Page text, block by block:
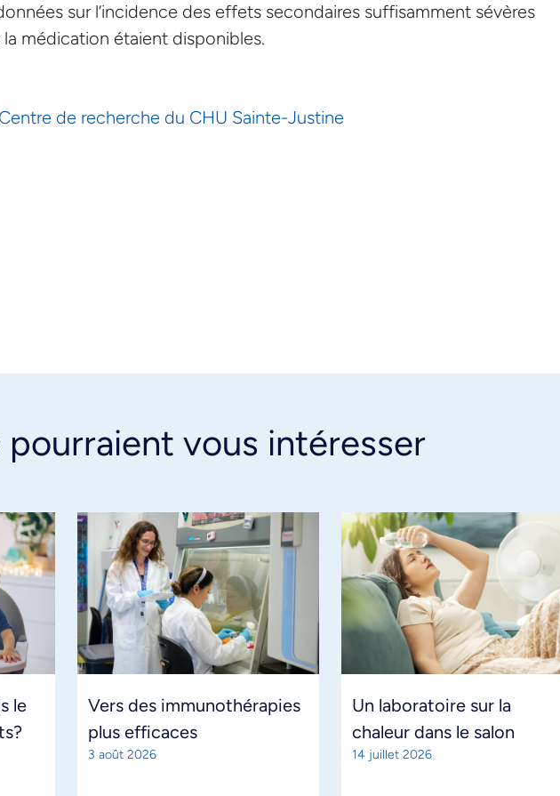
sur l’incidence des effets secondaires suffisamment sévères
la médication étaient disponibles.
Centre de recherche du CHU Sainte-Justine
vous intéresser
le
Vers des immunothérapies
plus efficaces
3 août 2026
Un laboratoire sur la
chaleur dans le salon
14 juillet 2026